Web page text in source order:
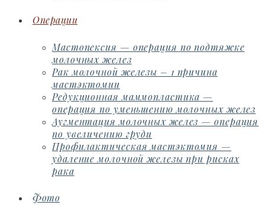
Операции
Мастопексия — операция по подтяжке
молочных желез
Рак молочной железы – 1 причина
мастэктомии
Редукционная маммопластика —
операция по уменьшению молочных желез
Аугментация молочных желез — операция
по увеличению груди
Профилактическая мастэктомия —
удаление молочной железы при рисках
рака
Фото